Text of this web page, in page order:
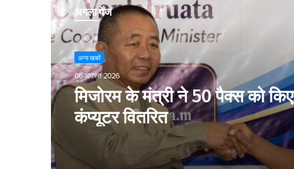
अगला पेज
अन्य खबरें
06 अगस्त 2026
मिजोरम के मंत्री ने 50 पैक्स को किए
कंप्यूटर वितरित